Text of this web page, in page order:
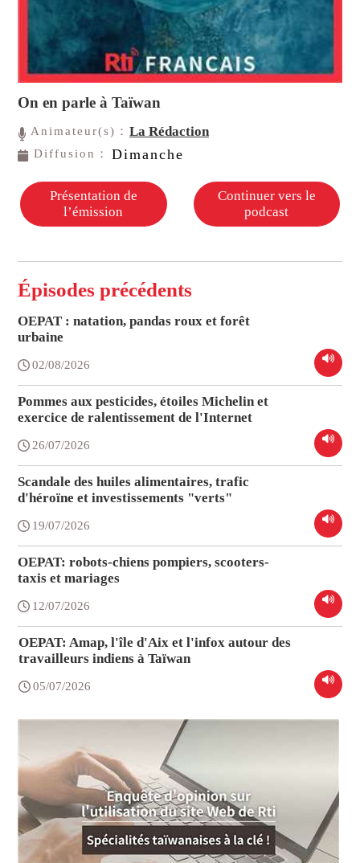
On en parle à Taïwan
Animateur(s)：La Rédaction
Diffusion： Dimanche
Présentation de
l’émission
Continuer vers le
podcast
Épisodes précédents
OEPAT : natation, pandas roux et forêt
urbaine
02/08/2026
Pommes aux pesticides, étoiles Michelin et
exercice de ralentissement de l'Internet
26/07/2026
Scandale des huiles alimentaires, trafic
d'héroïne et investissements "verts"
19/07/2026
OEPAT: robots-chiens pompiers, scooters-
taxis et mariages
12/07/2026
OEPAT: Amap, l'île d'Aix et l'infox autour des
travailleurs indiens à Taïwan
05/07/2026